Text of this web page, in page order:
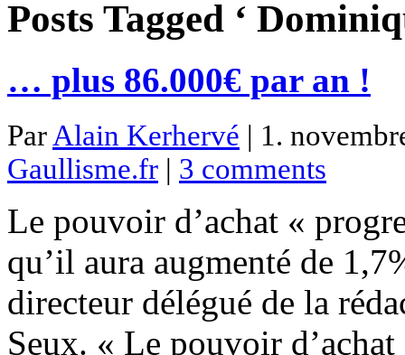
Posts Tagged ‘
… plus 86.000€ par an !
ParAlain Kerhervé | 1.
Gaullisme.fr | 3 comments
Le pouvoir d’achat «
qu’il aura augmenté de
directeur délégué de la
Seux. « Le pouvoir